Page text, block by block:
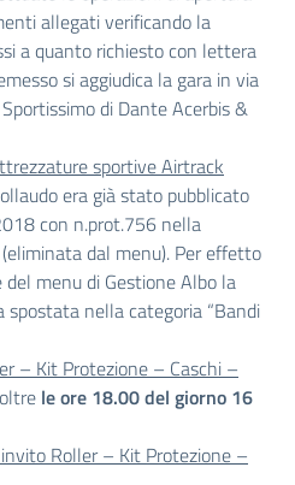
allegati verificando la
a quanto richiesto con lettera
si aggiudica la gara in via
di Dante Acerbis &
sportive Airtrack
era già stato pubblicato
con n.prot.756 nella
(eliminata dal menu). Per effetto
menu di Gestione Albo la
spostata nella categoria “Bandi
– Kit Protezione – Caschi –
le ore 18.00 del giorno 16
Roller – Kit Protezione –